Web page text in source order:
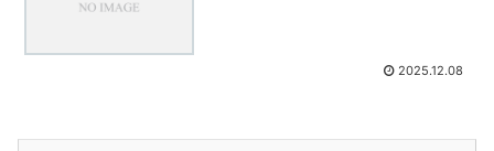
2025.12.08